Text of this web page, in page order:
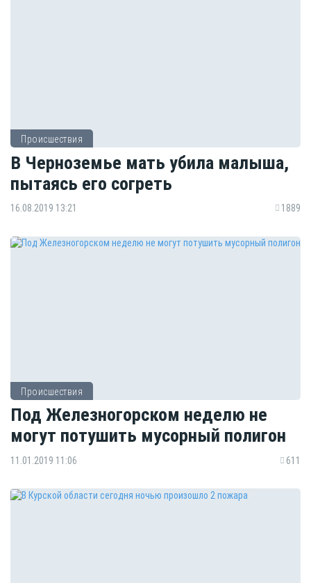
Происшествия
В Черноземье мать убила малыша,
пытаясь его согреть
16.08.2019 13:21 1889
Происшествия
Под Железногорском неделю не
могут потушить мусорный полигон
11.01.2019 11:06 611